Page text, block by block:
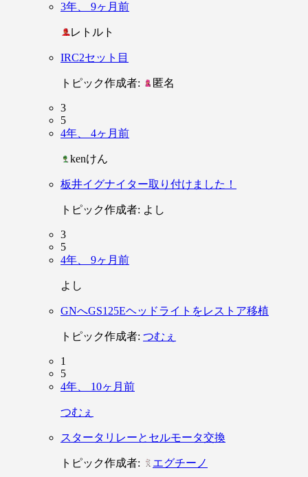
3年、 9ヶ月前
レトルト
IRC2セット目
トピック作成者: 匿名
3
5
4年、 4ヶ月前
kenけん
板井イグナイター取り付けました！
トピック作成者: よし
3
5
4年、 9ヶ月前
よし
GNへGS125Eヘッドライトをレストア移植
トピック作成者: つむぇ
1
5
4年、 10ヶ月前
つむぇ
スタータリレーとセルモータ交換
トピック作成者: エグチーノ